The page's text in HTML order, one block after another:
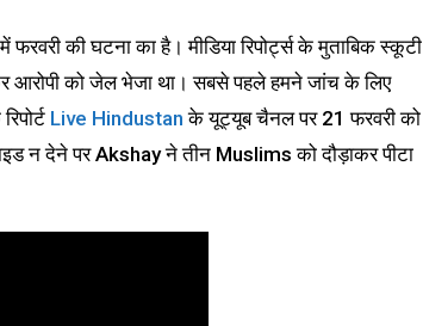
की घटना का है। मीडिया रिपोर्ट्स के मुताबिक स्कूटी
आरोपी को जेल भेजा था। सबसे पहले हमने जांच के लिए
Live Hindustan के यूट्यूब चैनल पर 21 फरवरी को
न देने पर Akshay ने तीन Muslims को दौड़ाकर पीटा